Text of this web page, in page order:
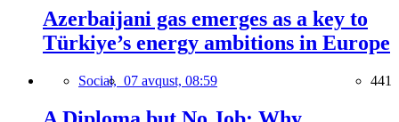
Azerbaijani gas emerges as a key to
Türkiye’s energy ambitions in Europe
Social, 07 avqust, 08:59 441